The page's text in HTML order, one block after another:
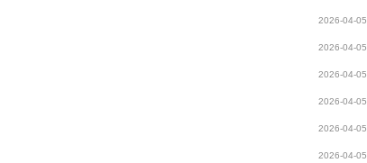
2026-04-05
2026-04-05
2026-04-05
2026-04-05
2026-04-05
2026-04-05